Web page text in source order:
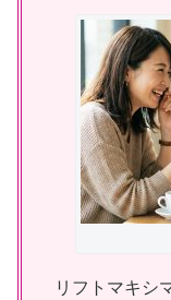
リフトマキシ